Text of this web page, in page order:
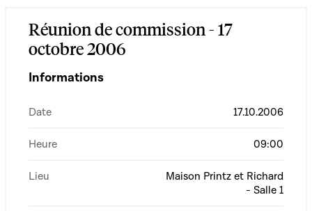
Réunion de commission - 17
octobre 2006
Informations
Date 17.10.2006
Heure 09:00
Lieu
Maison Printz et Richard
- Salle 1